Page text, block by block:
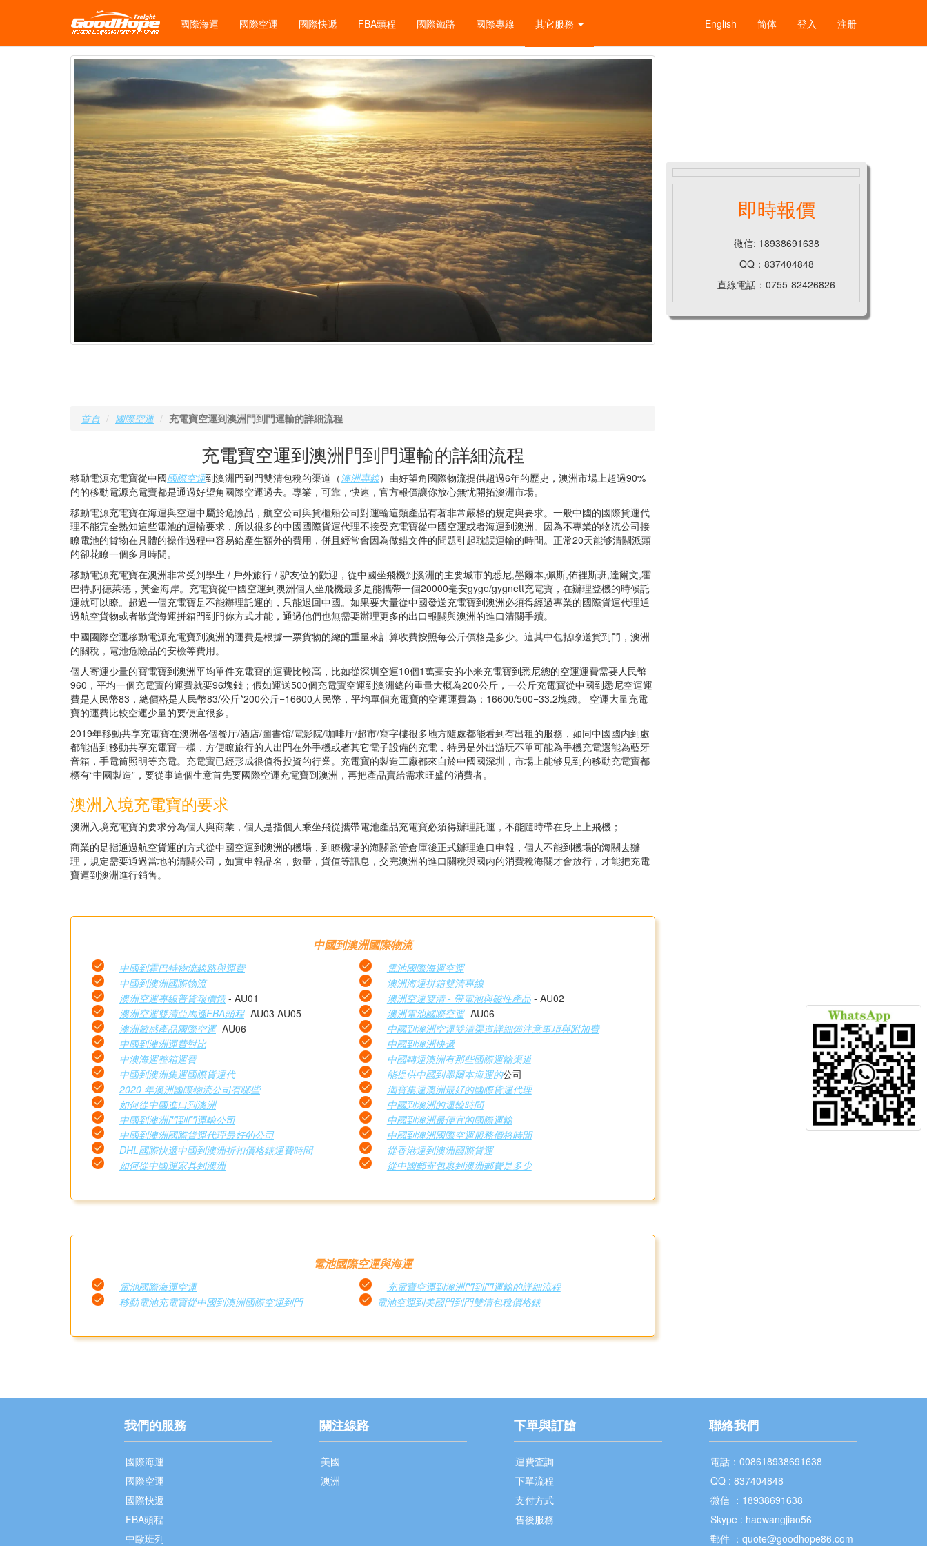
國際海運 國際空運 國際快遞 FBA頭程 國際鐵路 國際專線 其它服務 English 简体 登入 注册
首頁 國際空運 充電寶空運到澳洲門到門運輸的詳細流程
充電寶空運到澳洲門到門運輸的詳細流程
移動電源充電寶從中國國際空運到澳洲門到門雙清包稅的渠道（澳洲專線）由好望角國際物流提供超過6年的歷史，澳洲市場上超過90%
的的移動電源充電寶都是通過好望角國際空運過去。專業，可靠，快速，官方報價讓你放心無忧開拓澳洲市場。
移動電源充電寶在海運與空運中屬於危險品，航空公司與貨櫃船公司對運輸這類產品有著非常嚴格的規定與要求。一般中國的國際貨運代
理不能完全熟知這些電池的運輸要求，所以很多的中國國際貨運代理不接受充電寶從中國空運或者海運到澳洲。因為不專業的物流公司接
瞭電池的貨物在具體的操作過程中容易給產生額外的費用，併且經常會因為做錯文件的問題引起耽誤運輸的時間。正常20天能够清關派頭
的卻花瞭一個多月時間。
移動電源充電寶在澳洲非常受到學生 / 戶外旅行 / 驴友位的歡迎，從中國坐飛機到澳洲的主要城市的悉尼,墨爾本,佩斯,佈裡斯班,達爾文,霍
巴特,阿德萊德，黃金海岸。充電寶從中國空運到澳洲個人坐飛機最多是能攜帶一個20000毫安gyge/gygnett充電寶，在辦理登機的時候託
運就可以瞭。超過一個充電寶是不能辦理託運的，只能退回中國。如果要大量從中國發送充電寶到澳洲必須得經過專業的國際貨運代理通
過航空貨物或者散貨海運拼箱門到門你方式才能，通過他們也無需要辦理更多的出口報關與澳洲的進口清關手續。
中國國際空運移動電源充電寶到澳洲的運費是根據一票貨物的總的重量來計算收費按照每公斤價格是多少。這其中包括瞭送貨到門，澳洲
的關稅，電池危險品的安檢等費用。
個人寄運少量的寶電寶到澳洲平均單件充電寶的運費比較高，比如從深圳空運10個1萬毫安的小米充電寶到悉尼總的空運運費需要人民幣
960，平均一個充電寶的運費就要96塊錢；假如運送500個充電寶空運到澳洲總的重量大概為200公斤，一公斤充電寶從中國到悉尼空運運
費是人民幣83，總價格是人民幣83/公斤*200公斤=16600人民幣，平均單個充電寶的空運運費為：16600/500=33.2塊錢。 空運大量充電
寶的運費比較空運少量的要便宜很多。
2019年移動共享充電寶在澳洲各個餐厅/酒店/圖書馆/電影院/咖啡厅/超市/寫字樓很多地方隨處都能看到有出租的服務，如同中國國内到處
都能借到移動共享充電寶一樣，方便瞭旅行的人出門在外手機或者其它電子設備的充電，特另是外出游玩不單可能為手機充電還能為藍牙
音箱，手電筒照明等充電。充電寶已經形成很值得投資的行業。充電寶的製造工廠都來自於中國國深圳，市場上能够見到的移動充電寶都
標有“中國製造”，要從事這個生意首先要國際空運充電寶到澳洲，再把產品賣給需求旺盛的消費者。
澳洲入境充電寶的要求
澳洲入境充電寶的要求分為個人與商業，個人是指個人乘坐飛從攜帶電池產品充電寶必須得辦理託運，不能隨時帶在身上上飛機；
商業的是指通過航空貨運的方式從中國空運到澳洲的機場，到瞭機場的海關監管倉庫後正式辦理進口申報，個人不能到機場的海關去辦
理，規定需要通過當地的清關公司，如實申報品名，數量，貨值等訊息，交完澳洲的進口關稅與國内的消費稅海關才會放行，才能把充電
寶運到澳洲進行銷售。
中國到澳洲國際物流
中國到霍巴特物流線路與運費
電池國際海運空運
中國到澳洲國際物流
澳洲海運拼箱雙清專線
澳洲空運專線普貨報價錶- AU01 澳洲空運雙清 - 帶電池與磁性產品- AU02
澳洲空運雙清亞馬遜FBA頭程- AU03 AU05 澳洲電池國際空運- AU06
澳洲敏感產品國際空運- AU06
中國到澳洲空運雙清渠道詳細備注意事項與附加費
中國到澳洲運費對比
中國到澳洲快遞
中澳海運整箱運費
中國轉運澳洲有那些國際運輸渠道
中國到澳洲集運國際貨運代
能提供中國到墨爾本海運的公司
2020 年澳洲國際物流公司有哪些
淘寶集運澳洲最好的國際貨運代理
如何從中國進口到澳洲
中國到澳洲的運輸時間
中國到澳洲門到門運輸公司
中國到澳洲最便宜的國際運輸
中國到澳洲國際貨運代理最好的公司
中國到澳洲國際空運服務價格時間
DHL國際快遞中國到澳洲折扣價格錶運費時間
從香港運到澳洲國際貨運
如何從中國運家具到澳洲
從中國郵寄包裹到澳洲郵費是多少
電池國際空運與海運
電池國際海運空運
充電寶空運到澳洲門到門運輸的詳細流程
移動電池充電寶從中國到澳洲國際空運到門
電池空運到美國門到門雙清包稅價格錶
即時報價
微信: 18938691638
QQ：837404848
直線電話：0755-82426826
我們的服務
國際海運
國際空運
國際快遞
FBA頭程
中歐班列
關注線路
美國
澳洲
下單與訂艙
運費査詢
下單流程
支付方式
售後服務
聯絡我們
電話：008618938691638
QQ : 837404848
微信 ：18938691638
Skype : haowangjiao56
郵件 ：quote@goodhope86.com